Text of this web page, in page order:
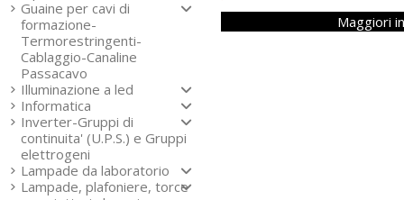
Maggiori
Guaine per cavi di
formazione-
Termorestringenti-
Cablaggio-Canaline
Passacavo
Illuminazione a led
Informatica
Inverter-Gruppi di
continuita' (U.P.S.) e Gruppi
elettrogeni
Lampade da laboratorio
Lampade, plafoniere, torce